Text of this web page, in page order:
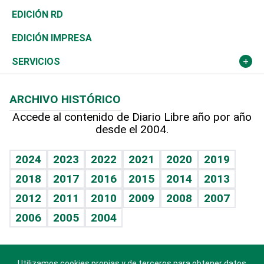
Ocenanía
Caribe
Resto del mundo
Telecom.
Global y variable
Economía personal
Sociales
Novedades
Podcast Arte Libre
Hablando con el pediatra
Vida y familia
Eñe
Celebrando la vida
Sin complejos
En pocas palabras
Tenis
Olimpismo
Más deportes
Línea de hit
TBT Deportivo
El Espía
Noticiero Poteleche
Columnistas
Más firmas
Historia
Martes de tecnología
Cambio climático
Revista
Deportes
Opinión
Hecho en casa
Guía del dinero
EDICIÓN RD
EDICIÓN IMPRESA
SERVICIOS
Cumpleaños
Horóscopos
Crucigramas
ARCHIVO HISTÓRICO
Accede al contenido de Diario Libre año por año
desde el 2004.
2024 2023 2022 2021 2020
2019
2018
2017 2016 2015 2014
2013
2012
2011 2010 2009 2008
2007
2006
2005 2004